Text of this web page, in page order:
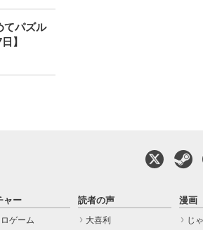
てパズル
】
ャー
ゲーム
読者の声
大喜利
漫画
じ